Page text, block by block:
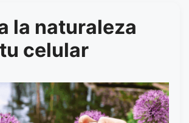
la naturaleza
celular